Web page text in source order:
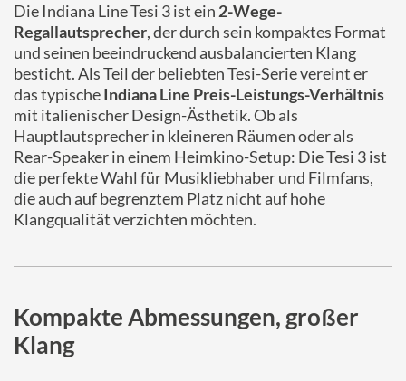
Die Indiana Line Tesi 3 ist ein 2-Wege-
Regallautsprecher, der durch sein kompaktes Format
und seinen beeindruckend ausbalancierten Klang
besticht. Als Teil der beliebten Tesi-Serie vereint er
das typischeIndiana Line Preis-Leistungs-Verhältnis
mit italienischer Design-Ästhetik. Ob als
Hauptlautsprecher in kleineren Räumen oder als
Rear-Speaker in einem Heimkino-Setup: Die Tesi 3 ist
die perfekte Wahl für Musikliebhaber und Filmfans,
die auch auf begrenztem Platz nicht auf hohe
Klangqualität verzichten möchten.
Kompakte Abmessungen, großer
Klang